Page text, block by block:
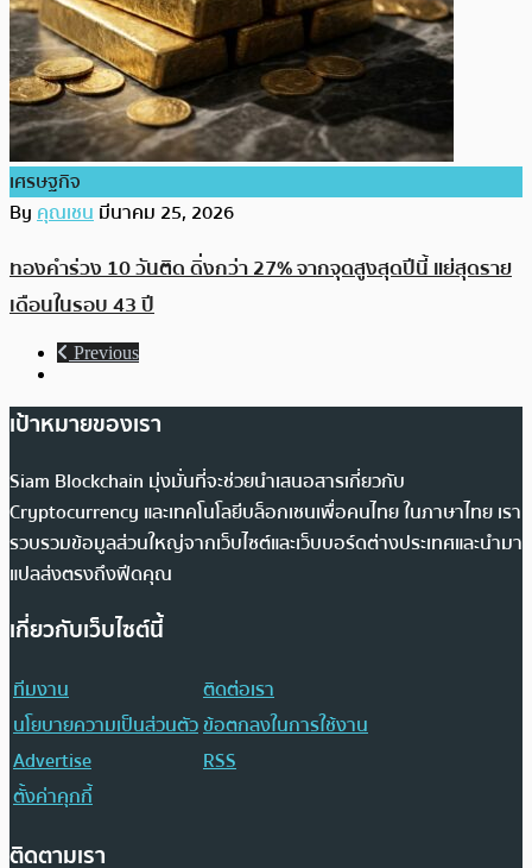
เศรษฐกิจ
Byคุณเชนมีนาคม 25, 2026
ทองคำร่วง 10 วันติด ดิ่งกว่า 27% จากจุดสูงสุดปีนี้ แย่สุดราย
เดือนในรอบ 43 ปี
Previous
เป้าหมายของเรา
Siam Blockchain มุ่งมั่นที่จะช่วยนำเสนอสารเกี่ยวกับ
Cryptocurrency และเทคโนโลยีบล็อกเชนเพื่อคนไทย ในภาษาไทย เรา
รวบรวมข้อมูลส่วนใหญ่จากเว็บไซต์และเว็บบอร์ดต่างประเทศและนำมา
แปลส่งตรงถึงฟีดคุณ
เกี่ยวกับเว็บไซต์นี้
ทีมงาน
ติดต่อเรา
นโยบายความเป็นส่วนตัวข้อตกลงในการใช้งาน
Advertise
RSS
ตั้งค่าคุกกี้
ติดตามเรา